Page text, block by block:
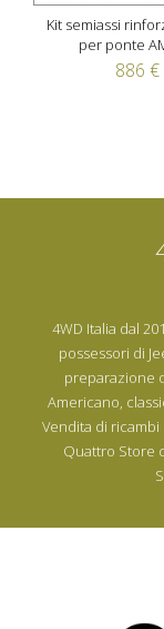
Kit semiassi
per ponte
886 €
4WD Italia dal
possessori di
preparazione
Americano,
Vendita di
Quattro Store